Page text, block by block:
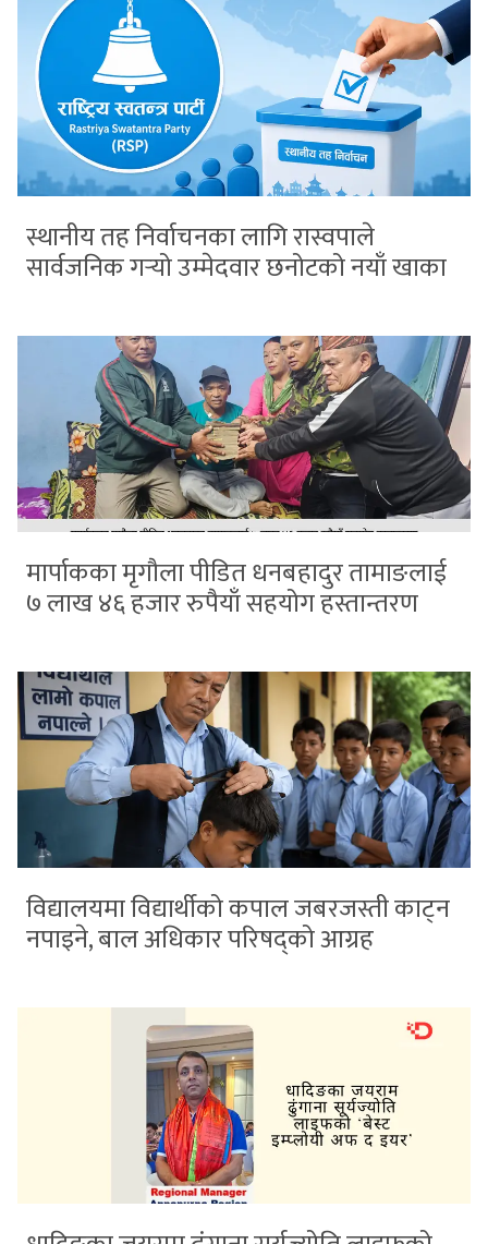
स्थानीय तह निर्वाचनका लागि रास्वपाले
सार्वजनिक गर्‍यो उम्मेदवार छनोटको नयाँ खाका
मार्पाकका मृगौला पीडित धनबहादुर तामाङलाई
७ लाख ४६ हजार रुपैयाँ सहयोग हस्तान्तरण
विद्यालयमा विद्यार्थीको कपाल जबरजस्ती काट्न
नपाइने, बाल अधिकार परिषद्को आग्रह